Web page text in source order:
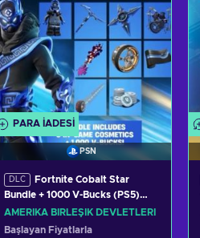
PARA IADESI
PSN
DLC
Fortnite Cobalt Star
Bundle + 1000 V-Bucks (PS5)
PSN Key UNITED STATES
AMERIKA BIRLEŞIK DEVLETLERI
Başlayan Fiyatlarla